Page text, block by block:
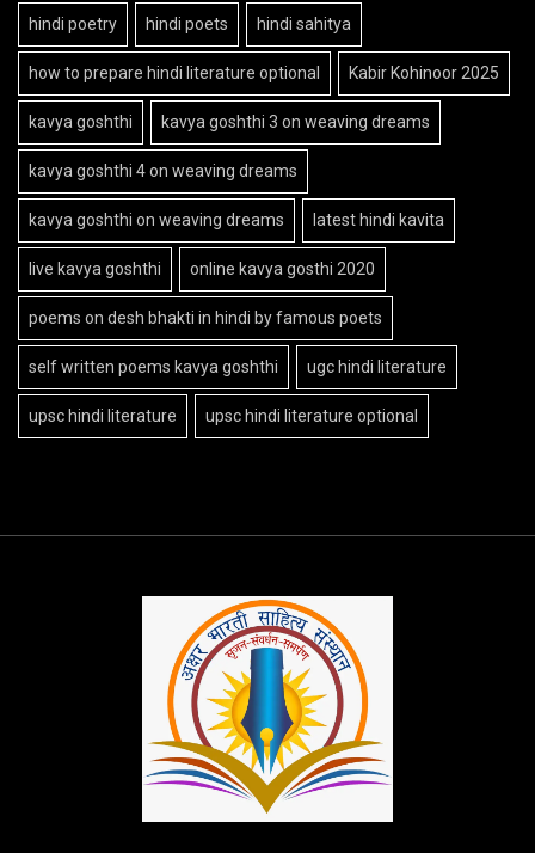
hindi poetry hindi poets hindi sahitya
how to prepare hindi literature optional Kabir Kohinoor 2025
kavya goshthi kavya goshthi 3 on weaving dreams
kavya goshthi 4 on weaving dreams
kavya goshthi on weaving dreams latest hindi kavita
live kavya goshthi online kavya gosthi 2020
poems on desh bhakti in hindi by famous poets
self written poems kavya goshthi ugc hindi literature
upsc hindi literature upsc hindi literature optional